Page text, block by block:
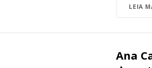
LEIA
Ana